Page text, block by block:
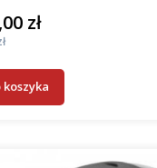
zł
koszyka